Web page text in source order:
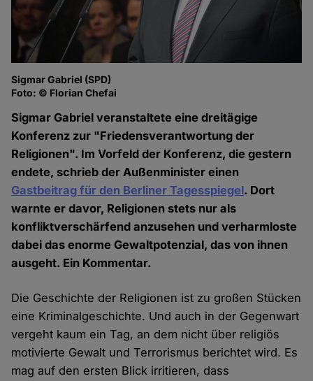
Sigmar Gabriel (SPD)
Foto: © Florian Chefai
Sigmar Gabriel veranstaltete eine dreitägige
Konferenz zur "Friedensverantwortung der
Religionen". Im Vorfeld der Konferenz, die gestern
endete, schrieb der Außenminister einen
Gastbeitrag für den Berliner Tagesspiegel. Dort
warnte er davor, Religionen stets nur als
konfliktverschärfend anzusehen und verharmloste
dabei das enorme Gewaltpotenzial, das von ihnen
ausgeht. Ein Kommentar.
Die Geschichte der Religionen ist zu großen Stücken
eine Kriminalgeschichte. Und auch in der Gegenwart
vergeht kaum ein Tag, an dem nicht über religiös
motivierte Gewalt und Terrorismus berichtet wird. Es
mag auf den ersten Blick irritieren, dass